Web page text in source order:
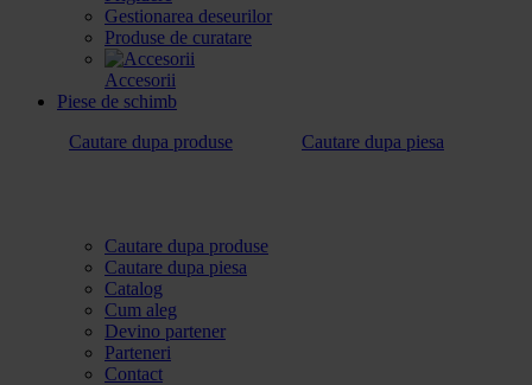
Gestionarea deseurilor
Produse de curatare
Accesorii
Piese de schimb
Cautare dupa produse
Cautare dupa piesa
Cautare dupa produse
Cautare dupa piesa
Catalog
Cum aleg
Devino partener
Parteneri
Contact